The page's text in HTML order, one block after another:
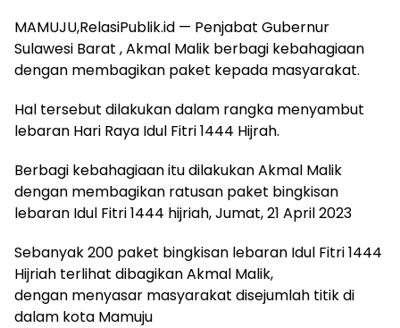
MAMUJU,RelasiPublik.id — Penjabat Gubernur
Sulawesi Barat , Akmal Malik berbagi kebahagiaan
dengan membagikan paket kepada masyarakat.
Hal tersebut dilakukan dalam rangka menyambut
lebaran Hari Raya Idul Fitri 1444 Hijrah.
Berbagi kebahagiaan itu dilakukan Akmal Malik
dengan membagikan ratusan paket bingkisan
lebaran Idul Fitri 1444 hijriah, Jumat, 21 April 2023
Sebanyak 200 paket bingkisan lebaran Idul Fitri 1444
Hijriah terlihat dibagikan Akmal Malik,
dengan menyasar masyarakat disejumlah titik di
dalam kota Mamuju